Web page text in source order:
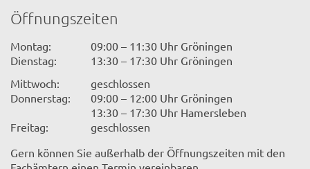
Öffnungszeiten
Montag:
09:00 – 11:30 Uhr Gröningen
Dienstag:
13:30 – 17:30 Uhr Gröningen
Mittwoch:
geschlossen
Donnerstag:
09:00 – 12:00 Uhr Gröningen
13:30 – 17:30 Uhr Hamersleben
Freitag:
geschlossen
Gern können Sie außerhalb der Öffnungszeiten mit den